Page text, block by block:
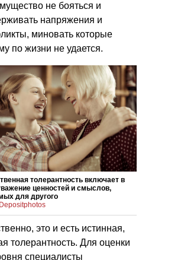
не бояться и
напряжения и
миновать которые
по жизни не удается.
толерантность включает в
ценностей и смыслов,
для другого
Depositphotos
это и есть истинная,
толерантность. Для оценки
специалисты